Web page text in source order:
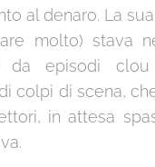
al denaro. La
molto) stava
da episodi
colpi di scena,
in attesa